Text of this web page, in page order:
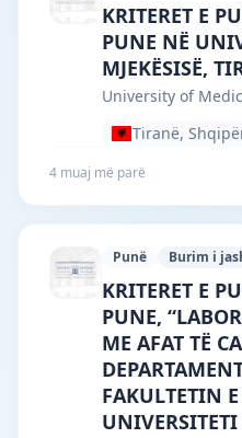
University of
KRITERET E
PUNE NË
MJEKËSISË,
University of
Tiranë,
4 muaj më parë
Punë Burim i
University of
KRITERET E
PUNE,
ME AFAT TË
FAKULTETIN E